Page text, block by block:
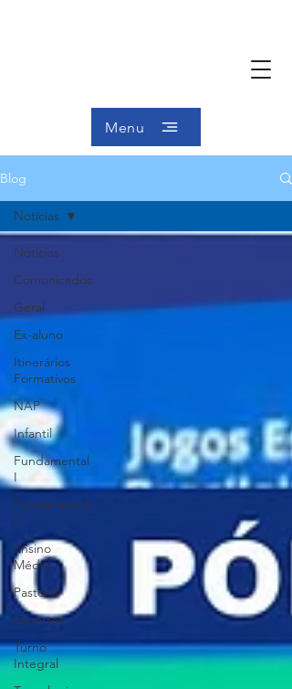
Menu
Blog
Notícias
Comunicados
Geral
Ex-aluno
Itinerários
Formativos
NAP
Infantil
Fundamental
I
Fundamental
II
Ensino
Médio
Pastoral
Esportes
Turno
Integral
Notícias